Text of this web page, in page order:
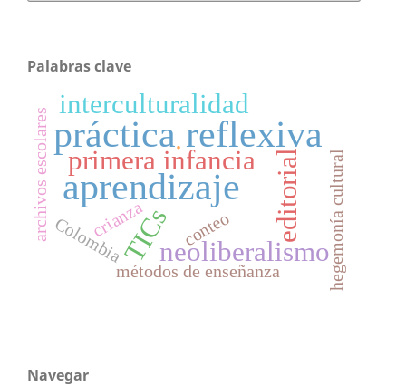
Palabras clave
práctica reflexiva
aprendizaje
editorial
primera infancia
interculturalidad
.
neoliberalismo
TICs
archivos escolares hegemonía cultural
crianza
Colombia conteo
métodos de enseñanza
Navegar